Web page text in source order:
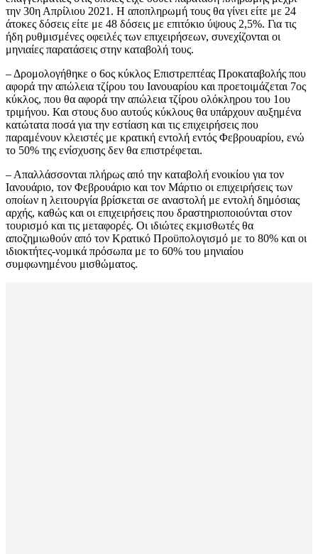
την 30η Απρίλιου 2021. Η αποπληρωμή τους θα γίνει είτε με 24
άτοκες δόσεις είτε με 48 δόσεις με επιτόκιο ύψους 2,5%. Για τις
ήδη ρυθμισμένες οφειλές των επιχειρήσεων, συνεχίζονται οι
μηνιαίες παρατάσεις στην καταβολή τους.
– Δρομολογήθηκε ο 6ος κύκλος Επιστρεπτέας Προκαταβολής που
αφορά την απώλεια τζίρου του Ιανουαρίου και προετοιμάζεται 7ος
κύκλος, που θα αφορά την απώλεια τζίρου ολόκληρου του 1ου
τριμήνου. Και στους δυο αυτούς κύκλους θα υπάρχουν αυξημένα
κατώτατα ποσά για την εστίαση και τις επιχειρήσεις που
παραμένουν κλειστές με κρατική εντολή εντός Φεβρουαρίου, ενώ
το 50% της ενίσχυσης δεν θα επιστρέφεται.
– Απαλλάσσονται πλήρως από την καταβολή ενοικίου για τον
Ιανουάριο, τον Φεβρουάριο και τον Μάρτιο οι επιχειρήσεις των
οποίων η λειτουργία βρίσκεται σε αναστολή με εντολή δημόσιας
αρχής, καθώς και οι επιχειρήσεις που δραστηριοποιούνται στον
τουρισμό και τις μεταφορές. Οι ιδιώτες εκμισθωτές θα
αποζημιωθούν από τον Κρατικό Προϋπολογισμό με το 80% και οι
ιδιοκτήτες-νομικά πρόσωπα με το 60% του μηνιαίου
συμφωνημένου μισθώματος.